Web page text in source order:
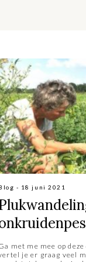
- 18 juni 2021
met me mee op
je er graag veel